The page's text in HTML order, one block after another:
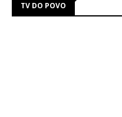
TV DO POVO